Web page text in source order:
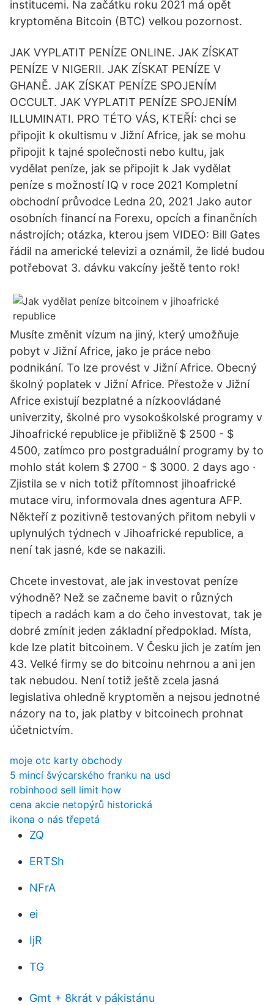
institucemi. Na začátku roku 2021 má opět
kryptoměna Bitcoin (BTC) velkou pozornost.
JAK VYPLATIT PENÍZE ONLINE. JAK ZÍSKAT
PENÍZE V NIGERII. JAK ZÍSKAT PENÍZE V
GHANĚ. JAK ZÍSKAT PENÍZE SPOJENÍM
OCCULT. JAK VYPLATIT PENÍZE SPOJENÍM
ILLUMINATI. PRO TÉTO VÁS, KTEŘÍ: chci se
připojit k okultismu v Jižní Africe, jak se mohu
připojit k tajné společnosti nebo kultu, jak
vydělat peníze, jak se připojit k Jak vydělat
peníze s možností IQ v roce 2021 Kompletní
obchodní průvodce Ledna 20, 2021 Jako autor
osobních financí na Forexu, opcích a finančních
nástrojích; otázka, kterou jsem VIDEO: Bill Gates
řádil na americké televizi a oznámil, že lidé budou
potřebovat 3. dávku vakcíny ještě tento rok!
Musíte změnit vízum na jiný, který umožňuje
pobyt v Jižní Africe, jako je práce nebo
podnikání. To lze provést v Jižní Africe. Obecný
školný poplatek v Jižní Africe. Přestože v Jižní
Africe existují bezplatné a nízkoovládané
univerzity, školné pro vysokoškolské programy v
Jihoafrické republice je přibližně $ 2500 - $
4500, zatímco pro postgraduální programy by to
mohlo stát kolem $ 2700 - $ 3000. 2 days ago ·
Zjistila se v nich totiž přítomnost jihoafrické
mutace viru, informovala dnes agentura AFP.
Někteří z pozitivně testovaných přitom nebyli v
uplynulých týdnech v Jihoafrické republice, a
není tak jasné, kde se nakazili.
Chcete investovat, ale jak investovat peníze
výhodně? Než se začneme bavit o různých
tipech a radách kam a do čeho investovat, tak je
dobré zmínit jeden základní předpoklad. Místa,
kde lze platit bitcoinem. V Česku jich je zatím jen
43. Velké firmy se do bitcoinu nehrnou a ani jen
tak nebudou. Není totiž ještě zcela jasná
legislativa ohledně kryptoměn a nejsou jednotné
názory na to, jak platby v bitcoinech prohnat
účetnictvím.
moje otc karty obchody
5 mincí švýcarského franku na usd
robinhood sell limit how
cena akcie netopýrů historická
ikona o nás třepetá
ZQ
ERTSh
NFrA
ei
IjR
TG
Gmt + 8krát v pákistánu